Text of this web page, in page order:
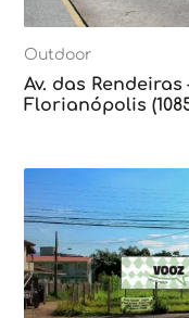
Outdoor
Av. das
Florianópolis